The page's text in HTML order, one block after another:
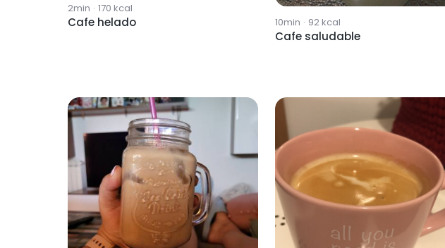
2min · 170 kcal
Cafe helado 10min · 92kcal
Cafe saludable